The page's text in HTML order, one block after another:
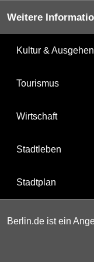
Weitere
Kultur & Ausgehen
Tourismus
Wirtschaft
Stadtleben
Stadtplan
Berlin.de ist ein